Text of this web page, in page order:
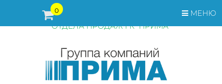
МЕНЮ
0
ПЕРЕД ОФОРМЛЕНИЕМ ЗАКАЗА, СТОИМОСТЬ И СРОКИ
ПОСТАВКИ ТОВАРА УТОЧНЯЙТЕ У МЕНЕДЖЕРОВ
ОТДЕЛА ПРОДАЖ ГК "ПРИМА"